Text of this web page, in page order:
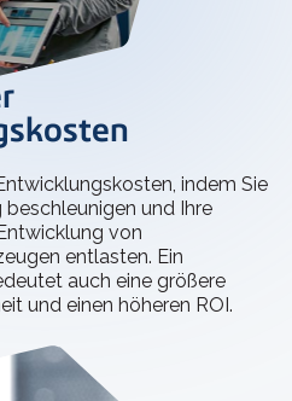
indem Sie
und Ihre
von
entlasten. Ein
auch eine größere
und einen höheren ROI.